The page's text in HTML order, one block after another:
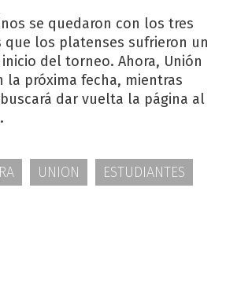
se quedaron con los tres
que los platenses sufrieron un
del torneo. Ahora, Unión
la próxima fecha, mientras
dar vuelta la página al
UNION ESTUDIANTES